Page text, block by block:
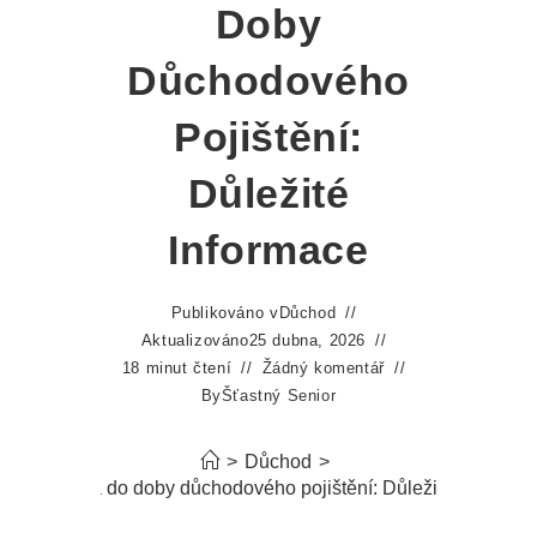
Doby
Důchodového
Pojištění:
Důležité
Informace
Publikováno v Důchod
Aktualizováno25 dubna, 2026
18 minut čtení
Žádný komentář
ByŠťastný Senior
> Důchod >
se počítá do doby důchodového pojištění: Důležité